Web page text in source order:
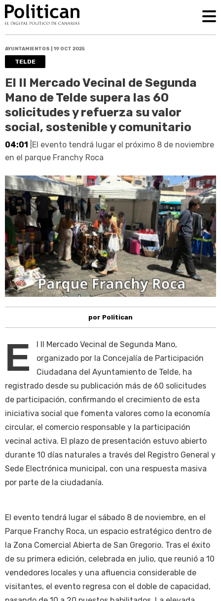
AYUNTAMIENTOS | 19 OCT 2025
TELDE
El II Mercado Vecinal de Segunda
Mano de Telde supera las 60
solicitudes y refuerza su valor
social, sostenible y comunitario
04:01 |El evento tendrá lugar el próximo 8 de noviembre
en el parque Franchy Roca
por Politican
E
l II Mercado Vecinal de Segunda Mano,
organizado por la Concejalía de Participación
Ciudadana del Ayuntamiento de Telde, ha
registrado desde su publicación más de 60 solicitudes
de participación, confirmando el crecimiento de esta
iniciativa social que fomenta valores como la economía
circular, el comercio responsable y la participación
vecinal activa. El plazo de presentación estuvo abierto
durante 10 días naturales a través del Registro General y
Sede Electrónica municipal, con una respuesta masiva
por parte de la ciudadanía.
El evento tendrá lugar el sábado 8 de noviembre, en el
Parque Franchy Roca, un espacio estratégico dentro de
la Zona Comercial Abierta de San Gregorio. Tras el éxito
de su primera edición, celebrada en julio, que reunió a 10
vendedores locales y una afluencia considerable de
visitantes, el evento regresa con el doble de capacidad,